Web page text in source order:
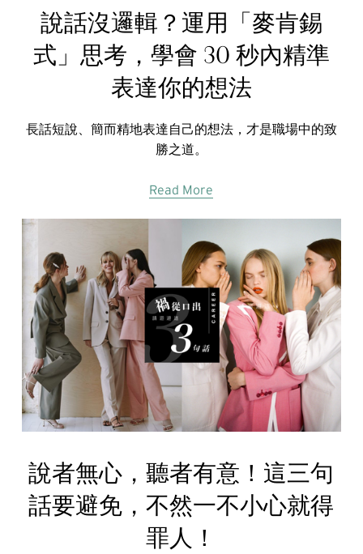
說話沒邏輯？運用「麥肯錫
式」思考，學會 30 秒內精準
表達你的想法
長話短說、簡而精地表達自己的想法，才是職場中的致
勝之道。
Read More
說者無心，聽者有意！這三句
話要避免，不然一不小心就得
罪人！